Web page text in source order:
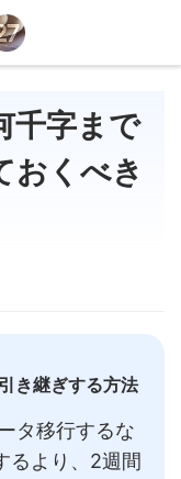
千字まで
おくべき
き継ぎする方法
タ移行するな
るより、2週間